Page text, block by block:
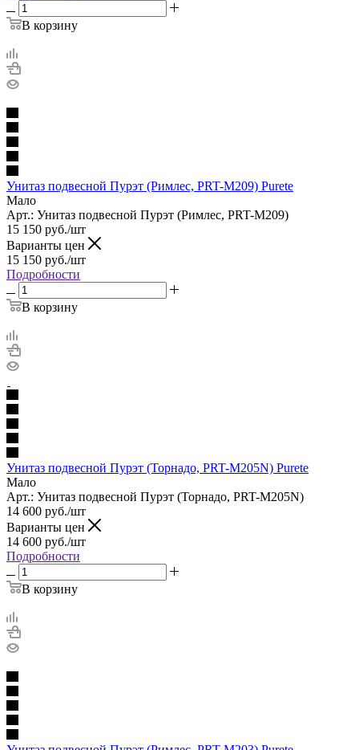
В корзину
Унитаз подвесной Пурэт (Римлес, PRT-M209) Purete
Мало
Арт.: Унитаз подвесной Пурэт (Римлес, PRT-M209)
15 150 руб./шт
Варианты цен
15 150 руб./шт
Подробности
В корзину
Унитаз подвесной Пурэт (Торнадо, PRT-M205N) Purete
Мало
Арт.: Унитаз подвесной Пурэт (Торнадо, PRT-M205N)
14 600 руб./шт
Варианты цен
14 600 руб./шт
Подробности
В корзину